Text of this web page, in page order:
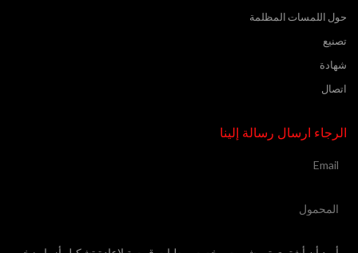
حول اللمسات المظلمة
تصنيع
شهادة
اتصال
الرجاء ارسال رسالة إلينا